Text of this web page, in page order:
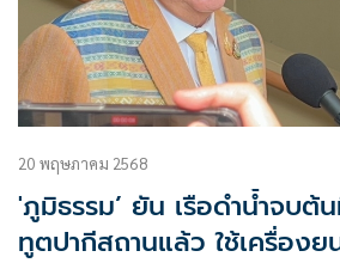
20 พฤษภาคม 2568
'ภูมิธรรม’ ยัน เรือดำน้ำจบต้
ทูตปากีสถานแล้ว ใช้เครื่อง